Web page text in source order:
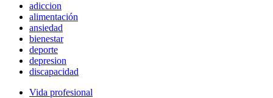
adiccion
alimentación
ansiedad
bienestar
deporte
depresion
discapacidad
Vida profesional